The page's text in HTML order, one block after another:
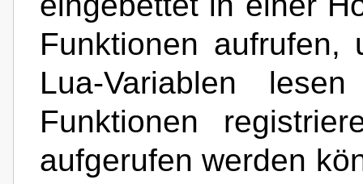
Funktionen aufrufen,
Lua-Variablen
Funktionen
aufgerufen werden